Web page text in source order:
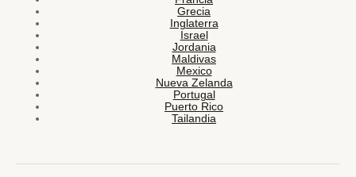
Grecia
Inglaterra
Israel
Jordania
Maldivas
Mexico
Nueva Zelanda
Portugal
Puerto Rico
Tailandia